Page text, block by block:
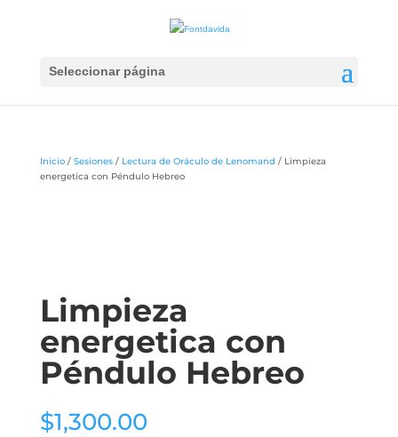
Seleccionar página
Inicio/ Sesiones/ Lectura de Oráculo de Lenomand / Limpieza
energetica con Péndulo Hebreo
Limpieza
energetica con
Péndulo Hebreo
$1,300.00